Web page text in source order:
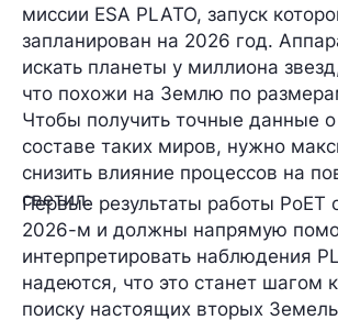
миссии ESA PLATO, запуск
запланирован на 2026 год.
искать планеты у миллиона
что похожи на Землю по
Чтобы получить точные данные о
составе таких миров, нужно
снизить влияние процессов на
светил.
Первые результаты работы PoET
2026-м и должны напрямую
интерпретировать наблюдения
надеются, что это станет шагом
поиску настоящих вторых Земель